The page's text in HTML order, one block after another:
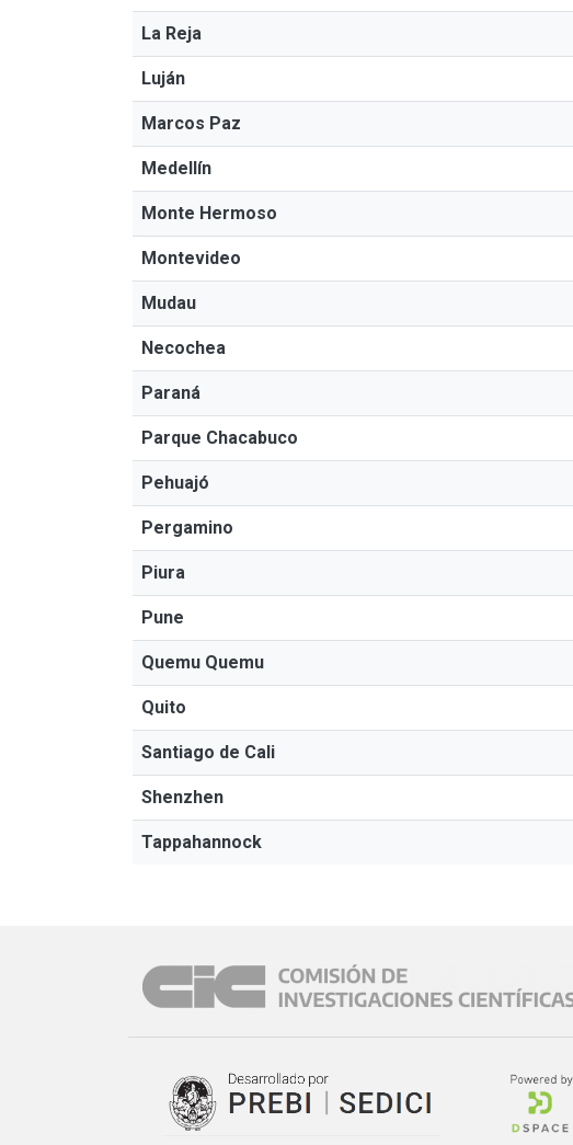
La Reja
Luján
Marcos Paz
Medellín
Monte Hermoso
Montevideo
Mudau
Necochea
Paraná
Parque Chacabuco
Pehuajó
Pergamino
Piura
Pune
Quemu Quemu
Quito
Santiago de Cali
Shenzhen
Tappahannock